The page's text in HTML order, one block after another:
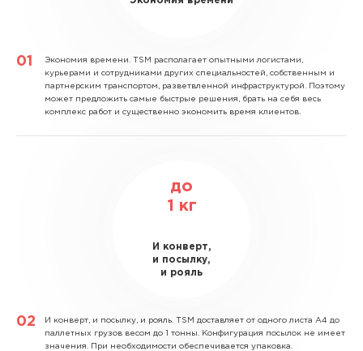
Экономия времени. TSM располагает опытными логистами,
курьерами и сотрудниками других специальностей, собственным и
партнерским транспортом, разветвленной инфраструктурой. Поэтому
может предложить самые быстрые решения, брать на себя весь
комплекс работ и существенно экономить время клиентов.
до
1
кг
И конверт,
и посылку,
и рояль
И конверт, и посылку, и рояль. TSM доставляет от одного листа А4 до
паллетных грузов весом до 1 тонны. Конфигурация посылок не имеет
значения. При необходимости обеспечивается упаковка.